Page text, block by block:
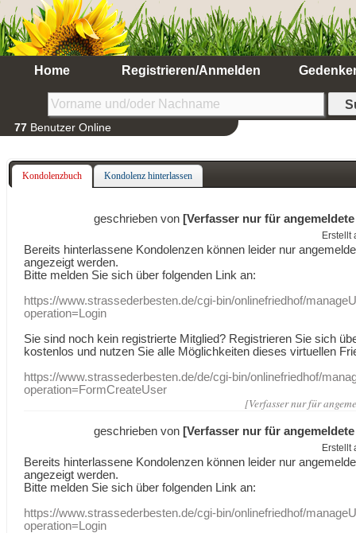
Home Registrieren/Anmelden
77 Benutzer Online
Kondolenzbuch Kondolenz hinterlassen
geschrieben von [Verfasser nur für
Erstellt
Bereits hinterlassene Kondolenzen können leider nur
angezeigt werden.
Bitte melden Sie sich über folgenden Link an:
https://www.strassederbesten.de/cgi-bin/onlinefriedhof/
operation=Login
Sie sind noch kein registrierte Mitglied? Registrieren Sie sich
kostenlos und nutzen Sie alle Möglichkeiten dieses virtuellen
https://www.strassederbesten.de/de/cgi-bin/onlinefriedhof/
operation=FormCreateUser
[Verfasser nur für
geschrieben von [Verfasser nur für
Erstellt
Bereits hinterlassene Kondolenzen können leider nur
angezeigt werden.
Bitte melden Sie sich über folgenden Link an:
https://www.strassederbesten.de/cgi-bin/onlinefriedhof/
operation=Login